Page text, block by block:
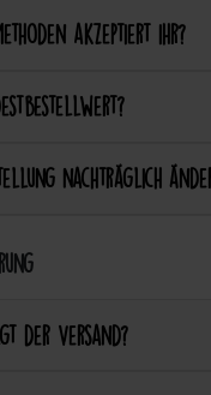
akzeptiert ihr?
nachträglich
der Versand?